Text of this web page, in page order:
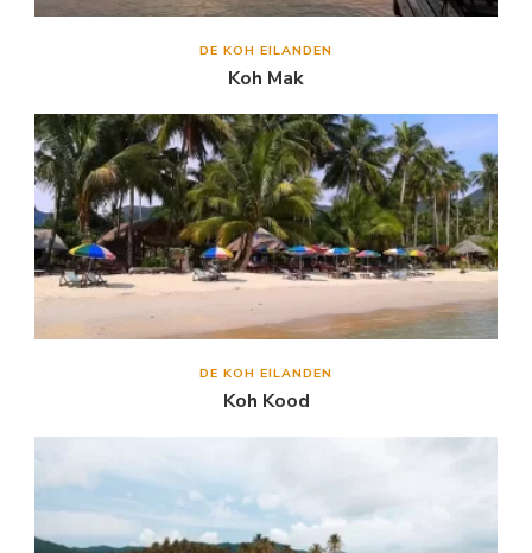
DE KOH EILANDEN
Koh Mak
DE KOH EILANDEN
Koh Kood